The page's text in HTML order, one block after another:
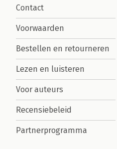
Contact
Voorwaarden
Bestellen en retourneren
Lezen en luisteren
Voor auteurs
Recensiebeleid
Partnerprogramma